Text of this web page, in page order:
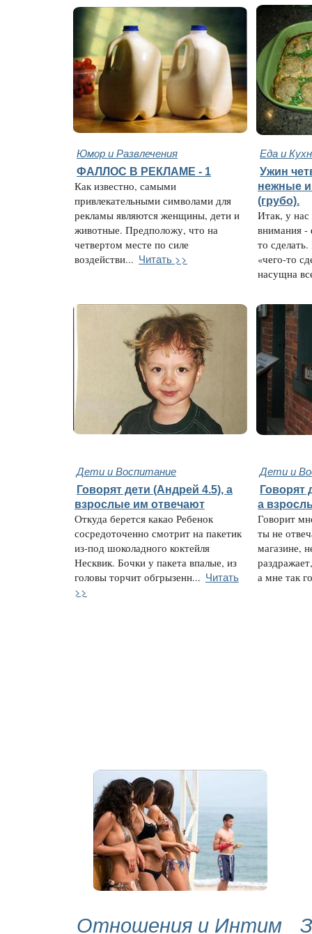
Юмор и Развлечения Еда и
ФАЛЛОС В РЕКЛАМЕ - 1
Как известно, самыми
привлекательными символами для
рекламы являются женщины, дети и
животные. Предположу, что на
четвертом месте по силе
воздействи... Читать >>
Ужин
нежные
(грубо).
Итак, у нас
внимания -
то
«чего-то
насущна
Дети и Воспитание Дети и
Говорят дети (Андрей 4.5), а
взрослые им отвечают
Откуда берется какао Ребенок
сосредоточенно смотрит на пакетик
из-под шоколадного коктейля
Несквик. Бочки у пакета впалые, из
головы торчит обгрызенн... Читать
>>
Говорят
а
Говорит
ты не
магазине,
а мне так
Отношения и Интим